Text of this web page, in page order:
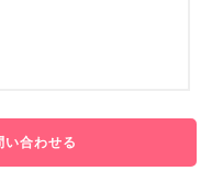
い合わせる